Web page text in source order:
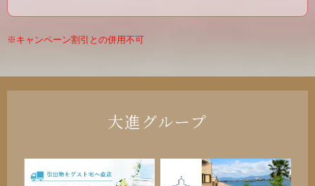
※キャンペーン割引との併用不可
大進グループ